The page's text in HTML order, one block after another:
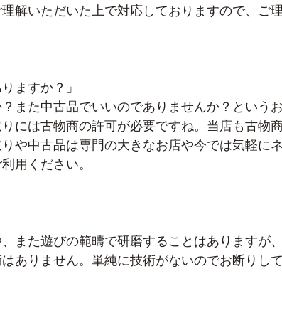
解いただいた上で対応しておりますので、ご理
ますか？」
また中古品でいいのでありませんか？というお
には古物商の許可が必要ですね。当店も古物
や中古品は専門の大きなお店や今では気軽にネ
用ください。
また遊びの範疇で研磨することはありますが、
ありません。単純に技術がないのでお断りして